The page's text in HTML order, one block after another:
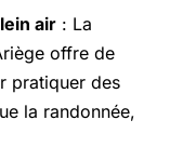
air : La
offre de
pratiquer des
la randonnée,